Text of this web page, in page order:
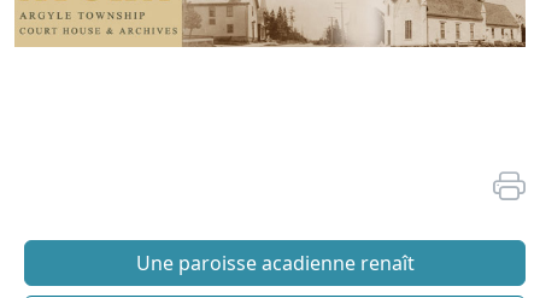
Une paroisse acadienne renaît